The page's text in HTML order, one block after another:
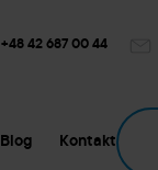
+48 42 687 00 44
Blog Kontakt